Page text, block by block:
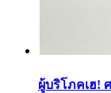
ผู้บริโภคเฮ!